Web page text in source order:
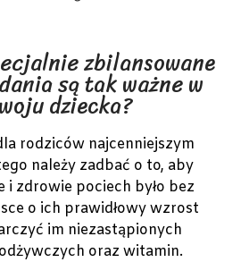
zbilansowane
są tak ważne w
dziecka?
rodziców najcenniejszym
należy zadbać o to, aby
i zdrowie pociech było bez
o ich prawidłowy wzrost
im niezastąpionych
oraz witamin.